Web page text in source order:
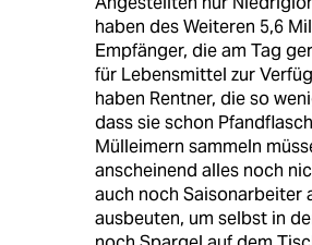
haben des Weiteren 5,6
Empfänger, die am Tag
für Lebensmittel zur
haben Rentner, die so
dass sie schon
Mülleimern sammeln
anscheinend alles noch
auch noch Saison­ar­bei­te­r
ausbeuten, um selbst in